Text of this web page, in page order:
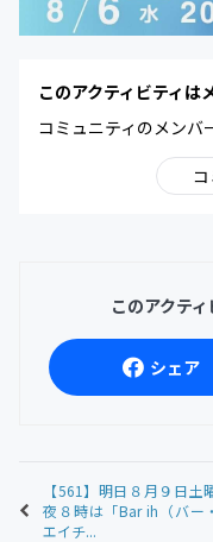
このアクティビティは
コミュニティのメンバ
このアクテ
シェア
【561】明日８月９日土
夜８時は「Bar ih（バー
エイチ...